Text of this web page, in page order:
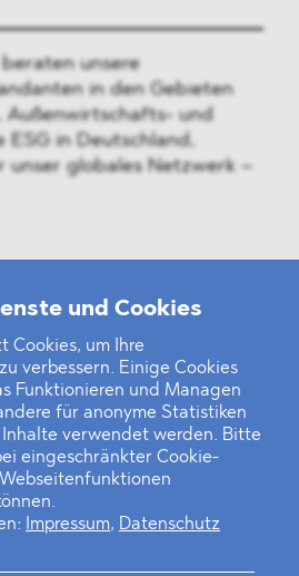
und Cookies
Cookies, um Ihre
verbessern. Einige Cookies
Funktionieren und Managen
für anonyme Statistiken
verwendet werden. Bitte
eingeschränkter Cookie-
Impressum, Datenschutz
unsere
in den Gebieten
Außenwirtschafts- und
in Deutschland,
unser globales Netzwerk –
im Visier